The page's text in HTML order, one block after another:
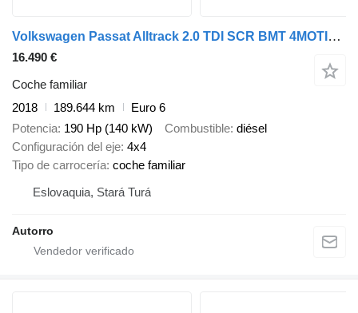
Volkswagen Passat Alltrack 2.0 TDI SCR BMT 4MOTION
16.490 €
Coche familiar
2018
189.644 km
Euro 6
Potencia 190 Hp (140 kW) Combustible diésel
Configuración del eje 4x4
Tipo de carrocería coche familiar
Eslovaquia, Stará Turá
Autorro